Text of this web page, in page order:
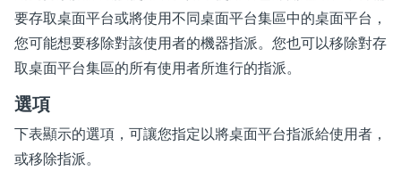
要存取桌面平台或將使用不同桌面平台集區中的桌面平台，
您可能想要移除對該使用者的機器指派。您也可以移除對存
取桌面平台集區的所有使用者所進行的指派。
選項
下表顯示的選項，可讓您指定以將桌面平台指派給使用者，
或移除指派。